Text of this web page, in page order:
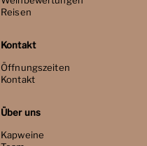
Reisen
Kontakt
Öffnungszeiten
Kontakt
Über uns
Kapweine